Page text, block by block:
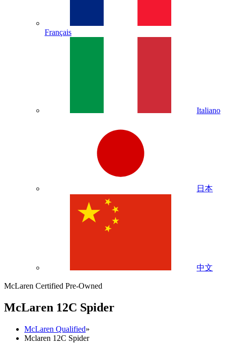
Français
Italiano
日本
中文
McLaren Certified Pre-Owned
McLaren 12C Spider
McLaren Qualified»
Mclaren 12C Spider